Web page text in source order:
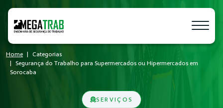
Home
Categorias
Segurança do Trabalho para Supermercados ou Hipermercados em
Sorocaba
SERVIÇOS